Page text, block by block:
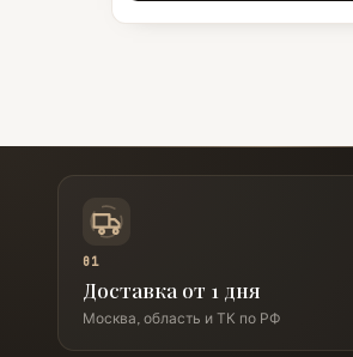
01
Доставка от 1 дня
Москва, область и ТК по РФ